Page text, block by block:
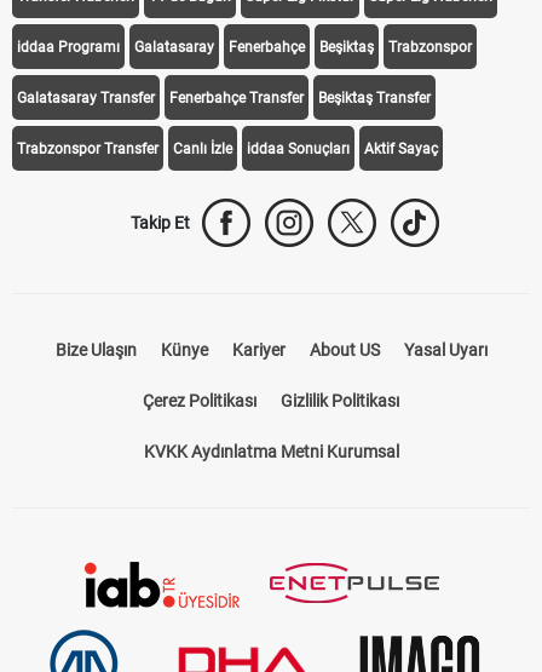
iddaa Programı Galatasaray Fenerbahçe Beşiktaş Trabzonspor
Galatasaray Transfer Fenerbahçe Transfer Beşiktaş Transfer
Trabzonspor Transfer Canlı İzle iddaa Sonuçları Aktif Sayaç
Takip Et
Bize Ulaşın Künye Kariyer About US Yasal Uyarı
Çerez Politikası Gizlilik Politikası
KVKK Aydınlatma Metni Kurumsal